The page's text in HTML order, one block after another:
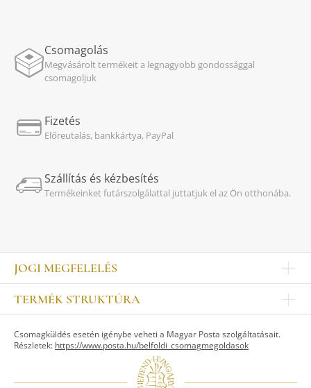
Csomagolás
Megvásárolt termékeit a legnagyobb gondossággal
csomagoljuk
Fizetés
Előreutalás, bankkártya, PayPal
Szállítás és kézbesítés
Termékeinket futárszolgálattal juttatjuk el az Ön otthonába.
JOGI MEGFELELÉS
Impresszum
Kapcsolat
Jogi nyilatkozat
TERMÉK STRUKTÚRA
ASZTALKULTÚRA
Csomagküldés esetén igénybe veheti a Magyar Posta szolgáltatásait.
Részletek: https://www.posta.hu/belfoldi_csomagmegoldasok